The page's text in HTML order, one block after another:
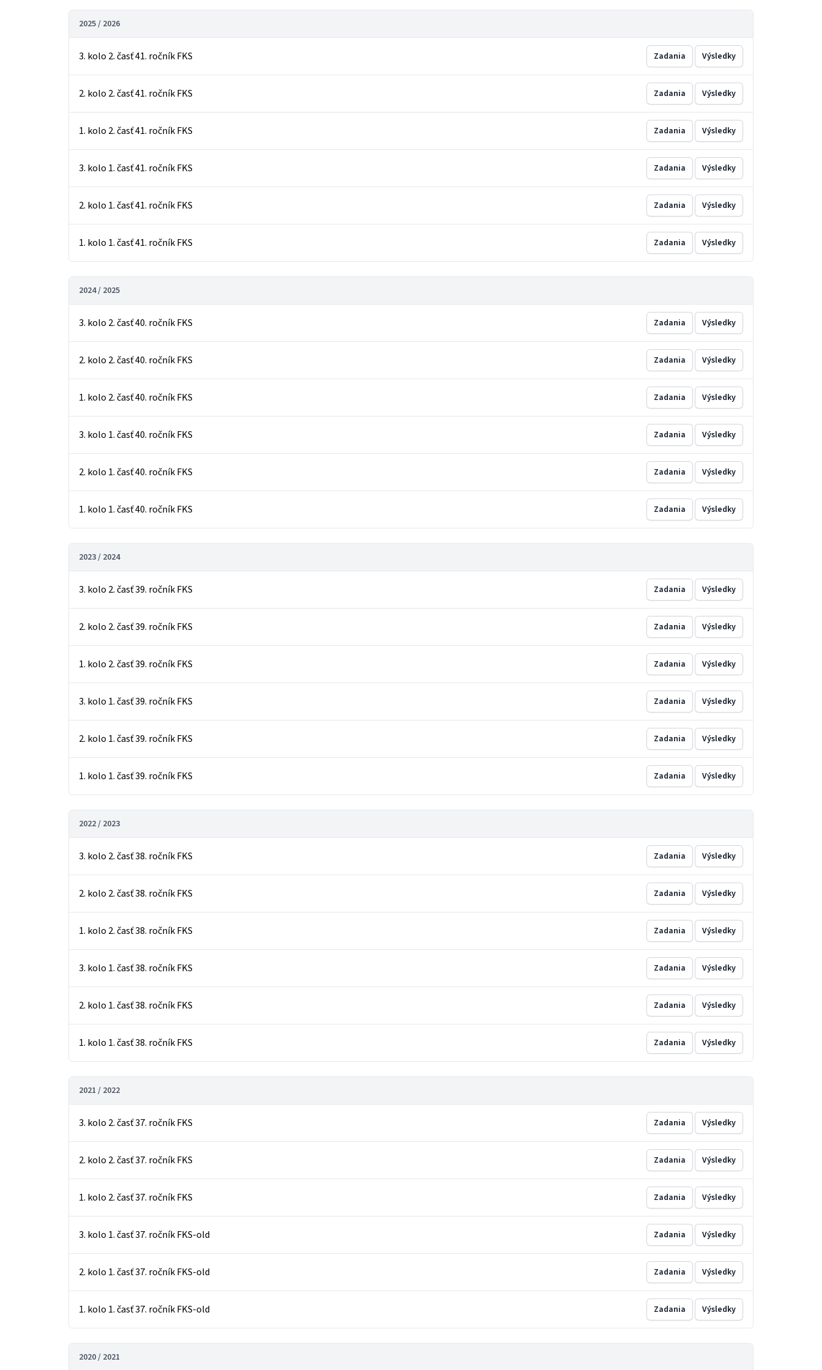
2025 / 2026
3. kolo 2. časť 41. ročník FKS Zadania Výsledky
2. kolo 2. časť 41. ročník FKS Zadania Výsledky
1. kolo 2. časť 41. ročník FKS Zadania Výsledky
3. kolo 1. časť 41. ročník FKS Zadania Výsledky
2. kolo 1. časť 41. ročník FKS Zadania Výsledky
1. kolo 1. časť 41. ročník FKS Zadania Výsledky
2024 / 2025
3. kolo 2. časť 40. ročník FKS Zadania Výsledky
2. kolo 2. časť 40. ročník FKS Zadania Výsledky
1. kolo 2. časť 40. ročník FKS Zadania Výsledky
3. kolo 1. časť 40. ročník FKS Zadania Výsledky
2. kolo 1. časť 40. ročník FKS Zadania Výsledky
1. kolo 1. časť 40. ročník FKS Zadania Výsledky
2023 / 2024
3. kolo 2. časť 39. ročník FKS Zadania Výsledky
2. kolo 2. časť 39. ročník FKS Zadania Výsledky
1. kolo 2. časť 39. ročník FKS Zadania Výsledky
3. kolo 1. časť 39. ročník FKS Zadania Výsledky
2. kolo 1. časť 39. ročník FKS Zadania Výsledky
1. kolo 1. časť 39. ročník FKS Zadania Výsledky
2022 / 2023
3. kolo 2. časť 38. ročník FKS Zadania Výsledky
2. kolo 2. časť 38. ročník FKS Zadania Výsledky
1. kolo 2. časť 38. ročník FKS Zadania Výsledky
3. kolo 1. časť 38. ročník FKS Zadania Výsledky
2. kolo 1. časť 38. ročník FKS Zadania Výsledky
1. kolo 1. časť 38. ročník FKS Zadania Výsledky
2021 / 2022
3. kolo 2. časť 37. ročník FKS Zadania Výsledky
2. kolo 2. časť 37. ročník FKS Zadania Výsledky
1. kolo 2. časť 37. ročník FKS Zadania Výsledky
3. kolo 1. časť 37. ročník FKS-old Zadania Výsledky
2. kolo 1. časť 37. ročník FKS-old Zadania Výsledky
1. kolo 1. časť 37. ročník FKS-old Zadania Výsledky
2020 / 2021